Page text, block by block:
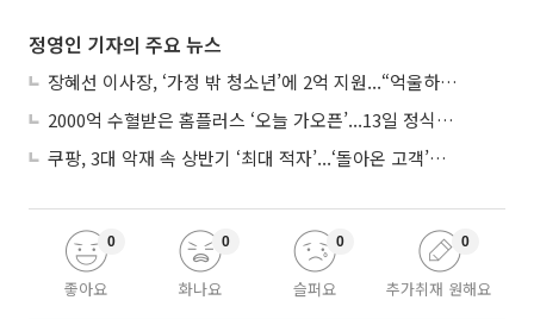
정영인 기자의 주요 뉴스
장혜선 이사장, ‘가정 밖 청소년’에 2억 지원...“억울하고 아파도 단단해지길”
2000억 수혈받은 홈플러스 ‘오늘 가오픈’...13일 정식 개장 시험대
쿠팡, 3대 악재 속 상반기 ‘최대 적자’...‘돌아온 고객’에 수익성 반등 주목
좋아요
0
화나요
0
슬퍼요
0
추가취재 원해요
0